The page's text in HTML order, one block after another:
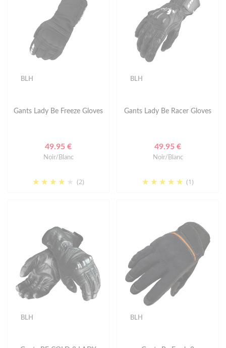
BLH
Gants Lady Be Freeze Gloves
49.95 €
Noir/Blanc
(2)
BLH
Gants Lady Be Racer Gloves
49.95 €
Noir/Blanc
(1)
BLH BLH